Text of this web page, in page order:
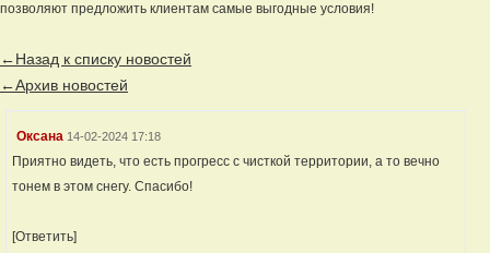
позволяют предложить клиентам самые выгодные условия!
←Назад к списку новостей
←Архив новостей
Оксана 14-02-2024 17:18
Приятно видеть, что есть прогресс с чисткой территории, а то вечно
тонем в этом снегу. Спасибо!
[Ответить]